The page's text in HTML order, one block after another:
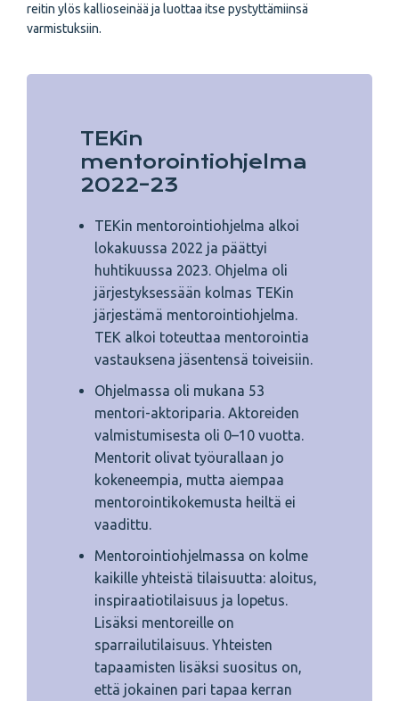
reitin ylös kallioseinää ja luottaa itse pystyttämiinsä
varmistuksiin.
TEKin
mentorointiohjelma
2022–23
TEKin mentorointiohjelma alkoi
lokakuussa 2022 ja päättyi
huhtikuussa 2023. Ohjelma oli
järjestyksessään kolmas TEKin
järjestämä mentorointiohjelma.
TEK alkoi toteuttaa mentorointia
vastauksena jäsentensä toiveisiin.
Ohjelmassa oli mukana 53
mentori-aktoriparia. Aktoreiden
valmistumisesta oli 0–10 vuotta.
Mentorit olivat työurallaan jo
kokeneempia, mutta aiempaa
mentorointikokemusta heiltä ei
vaadittu.
Mentorointiohjelmassa on kolme
kaikille yhteistä tilaisuutta: aloitus,
inspiraatiotilaisuus ja lopetus.
Lisäksi mentoreille on
sparrailutilaisuus. Yhteisten
tapaamisten lisäksi suositus on,
että jokainen pari tapaa kerran